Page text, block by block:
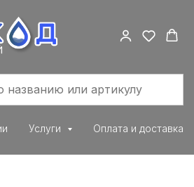
Услуги Оплата и доставка